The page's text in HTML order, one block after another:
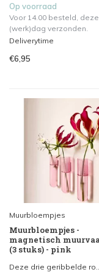
Op voorraad
Voor 14.00 besteld,
(werk)dag verzonden.
Deliverytime
€6,95
Muurbloempjes
Muurbloempjes -
magnetisch
(3 stuks) - pink
Deze drie geribbelde